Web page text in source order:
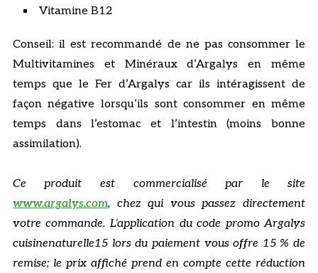
Vitamine B12
Conseil: il est recommandé de ne pas consommer le
Multivitamines et Minéraux d’Argalys en même
temps que le Fer d’Argalys car ils intéragissent de
façon négative lorsqu’ils sont consommer en même
temps dans l’estomac et l’intestin (moins bonne
assimilation).
Ce produit est commercialisé par le site
www.argalys.com, chez qui vous passez directement
votre commande. L’application du code promo Argalys
cuisinenaturelle15 lors du paiement vous offre 15 % de
remise; le prix affiché prend en compte cette réduction